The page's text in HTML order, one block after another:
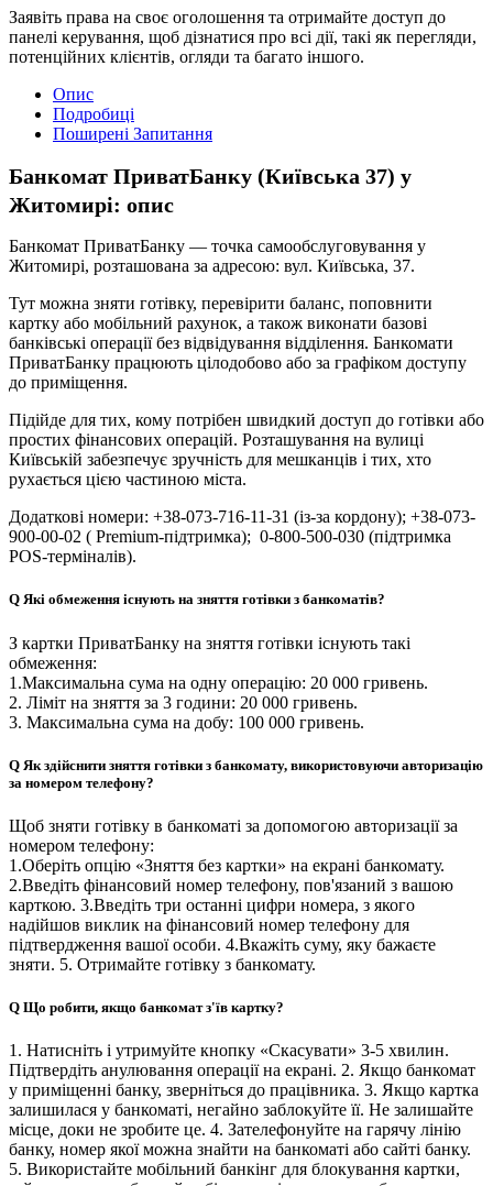
Заявіть права на своє оголошення та отримайте доступ до
панелі керування, щоб дізнатися про всі дії, такі як перегляди,
потенційних клієнтів, огляди та багато іншого.
Опис
Подробиці
Поширені Запитання
Банкомат ПриватБанку (Київська 37) у
Житомирі: опис
Банкомат ПриватБанку — точка самообслуговування у
Житомирі, розташована за адресою: вул. Київська, 37.
Тут можна зняти готівку, перевірити баланс, поповнити
картку або мобільний рахунок, а також виконати базові
банківські операції без відвідування відділення. Банкомати
ПриватБанку працюють цілодобово або за графіком доступу
до приміщення.
Підійде для тих, кому потрібен швидкий доступ до готівки або
простих фінансових операцій. Розташування на вулиці
Київській забезпечує зручність для мешканців і тих, хто
рухається цією частиною міста.
Додаткові номери: +38-073-716-11-31 (із-за кордону); +38-073-
900-00-02 ( Premium-підтримка); 0-800-500-030 (підтримка
POS-терміналів).
Q Які обмеження існують на зняття готівки з банкоматів?
З картки ПриватБанку на зняття готівки існують такі
обмеження:
1.Максимальна сума на одну операцію: 20 000 гривень.
2. Ліміт на зняття за 3 години: 20 000 гривень.
3. Максимальна сума на добу: 100 000 гривень.
Q Як здійснити зняття готівки з банкомату, використовуючи авторизацію
за номером телефону?
Щоб зняти готівку в банкоматі за допомогою авторизації за
номером телефону:
1.Оберіть опцію «Зняття без картки» на екрані банкомату.
2.Введіть фінансовий номер телефону, пов'язаний з вашою
карткою. 3.Введіть три останні цифри номера, з якого
надійшов виклик на фінансовий номер телефону для
підтвердження вашої особи. 4.Вкажіть суму, яку бажаєте
зняти. 5. Отримайте готівку з банкомату.
Q Що робити, якщо банкомат з'їв картку?
1. Натисніть і утримуйте кнопку «Скасувати» 3-5 хвилин.
Підтвердіть анулювання операції на екрані. 2. Якщо банкомат
у приміщенні банку, зверніться до працівника. 3. Якщо картка
залишилася у банкоматі, негайно заблокуйте її. Не залишайте
місце, доки не зробите це. 4. Зателефонуйте на гарячу лінію
банку, номер якої можна знайти на банкоматі або сайті банку.
5. Використайте мобільний банкінг для блокування картки,